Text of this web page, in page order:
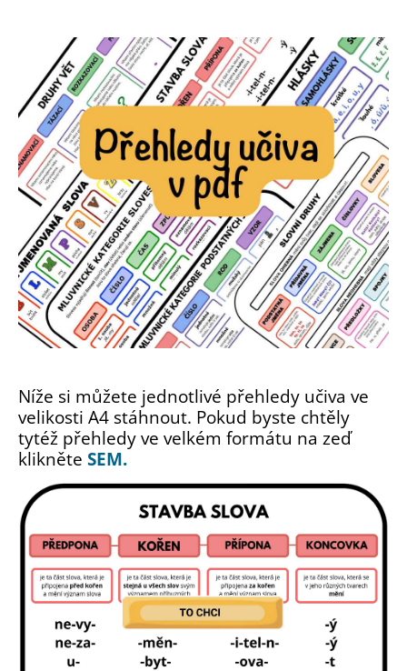
Níže si můžete jednotlivé přehledy učiva ve
velikosti A4 stáhnout. Pokud byste chtěly
tytéž přehledy ve velkém formátu na zeď
klikněte SEM.